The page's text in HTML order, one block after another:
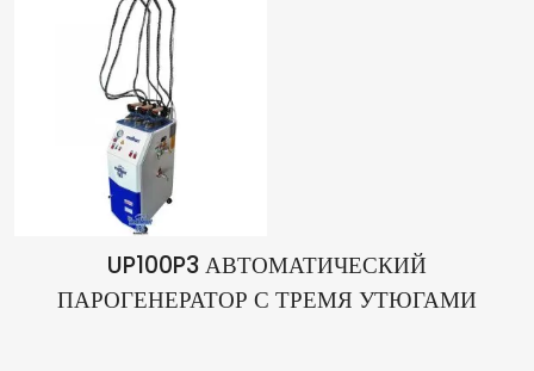
UP100P3 АВТОМАТИЧЕСКИЙ
ПАРОГЕНЕРАТОР С ТРЕМЯ УТЮГАМИ